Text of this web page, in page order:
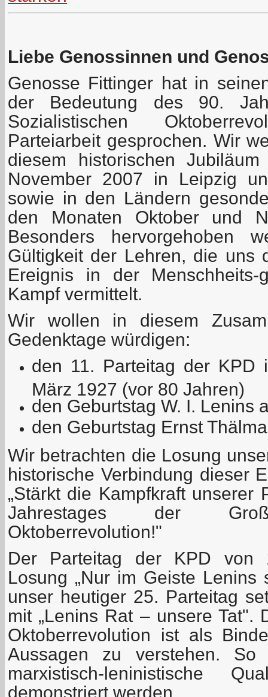
Liebe Genossinnen und
Genosse Fittinger hat in
der Bedeutung des 90.
Sozialistischen
Parteiarbeit gesprochen. Wir
diesem historischen
November 2007 in Leipzig
sowie in den Ländern
den Monaten Oktober und
Besonders hervorgehoben
Gültigkeit der Lehren, die uns
Ereignis in der Menschheits-
Kampf vermittelt.
Wir wollen in diesem
Gedenktage würdigen:
den 11. Parteitag der
März 1927 (vor 80 Jahren)
den Geburtstag W. I. Lenins
den Geburtstag Ernst
Wir betrachten die Losung
historische Verbindung dieser
„Stärkt die Kampfkraft unserer
Jahrestages der
Oktoberrevolution!"
Der Parteitag der KPD von
Losung „Nur im Geiste
unser heutiger 25. Parteitag
mit „Lenins Rat – unsere Tat".
Oktoberrevolution ist als
Aussagen zu verstehen.
marxistisch-leninistische
demonstriert werden.